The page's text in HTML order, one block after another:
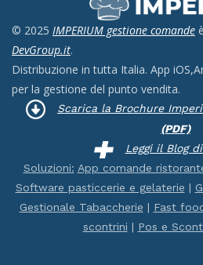
© 2025 IMPERIUM gestione comande
DevGroup.it.
Distribuzione in tutta Italia. App
per la gestione del punto vendita.
Scarica la Brochure
(PDF)
Leggi il Blog
Soluzioni: App comande
Software pasticcerie e gelaterie |
Gestionale Tabaccherie | Fast
scontrini | Pos e